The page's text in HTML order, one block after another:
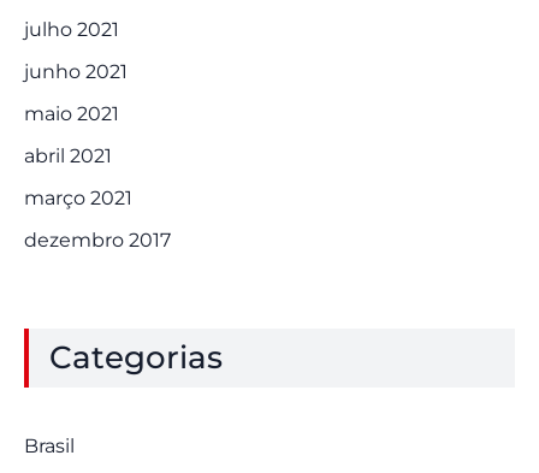
julho 2021
junho 2021
maio 2021
abril 2021
março 2021
dezembro 2017
Categorias
Brasil